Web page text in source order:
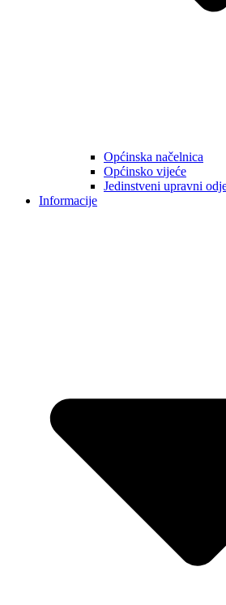
Općinska načelnica
Općinsko vijeće
Jedinstveni upravni
Informacije